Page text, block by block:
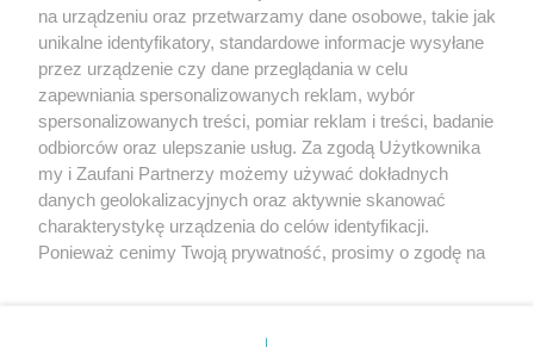
O FIRMIE POLITYKA PRYWATNOŚCI HOSTING
REKLAMA WSPÓŁPRACA RSS FACEBOOK KONTAKT
Nasze serwisy
Aktualności
Tcz24
Muzyka i kultura
Archiwum wydarzeń
na urządzeniu oraz przetwarzamy dane osobowe, takie jak
unikalne identyfikatory, standardowe informacje wysyłane
przez urządzenie czy dane przeglądania w celu
zapewniania spersonalizowanych reklam, wybór
spersonalizowanych treści, pomiar reklam i treści, badanie
odbiorców oraz ulepszanie usług. Za zgodą Użytkownika
my i Zaufani Partnerzy możemy używać dokładnych
danych geolokalizacyjnych oraz aktywnie skanować
charakterystykę urządzenia do celów identyfikacji.
Ponieważ cenimy Twoją prywatność, prosimy o zgodę na